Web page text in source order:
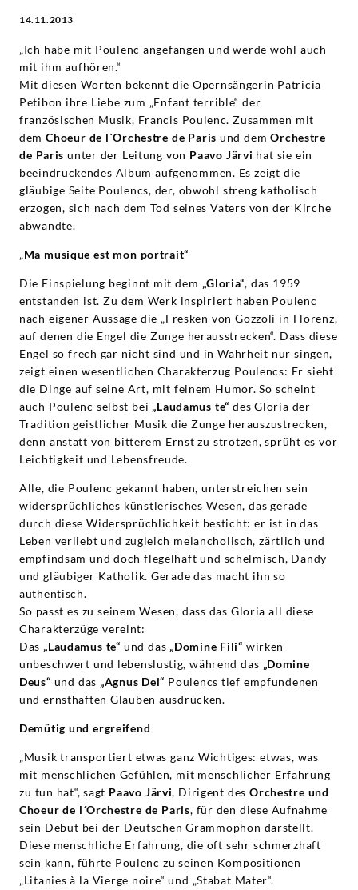
Petibon
Deutsche
Grammophon
14.11.2013
„Ich habe mit Poulenc angefangen und werde wohl auch
mit ihm aufhören.“
Mit diesen Worten bekennt die Opernsängerin Patricia
Petibon ihre Liebe zum „Enfant terrible“ der
französischen Musik, Francis Poulenc. Zusammen mit
demChoeur de l`Orchestre de Paris und demOrchestre
de Paris unter der Leitung von Paavo Järvi hat sie ein
beeindruckendes Album aufgenommen. Es zeigt die
gläubige Seite Poulencs, der, obwohl streng katholisch
erzogen, sich nach dem Tod seines Vaters von der Kirche
abwandte.
„Ma musique est mon portrait“
Die Einspielung beginnt mit dem „Gloria“, das 1959
entstanden ist. Zu dem Werk inspiriert haben Poulenc
nach eigener Aussage die „Fresken von Gozzoli in Florenz,
auf denen die Engel die Zunge herausstrecken“. Dass diese
Engel so frech gar nicht sind und in Wahrheit nur singen,
zeigt einen wesentlichen Charakterzug Poulencs: Er sieht
die Dinge auf seine Art, mit feinem Humor. So scheint
auch Poulenc selbst bei „Laudamus te“ des Gloria der
Tradition geistlicher Musik die Zunge herauszustrecken,
denn anstatt von bitterem Ernst zu strotzen, sprüht es vor
Leichtigkeit und Lebensfreude.
Alle, die Poulenc gekannt haben, unterstreichen sein
widersprüchliches künstlerisches Wesen, das gerade
durch diese Widersprüchlichkeit besticht: er ist in das
Leben verliebt und zugleich melancholisch, zärtlich und
empfindsam und doch flegelhaft und schelmisch, Dandy
und gläubiger Katholik. Gerade das macht ihn so
authentisch.
So passt es zu seinem Wesen, dass das Gloria all diese
Charakterzüge vereint:
Das „Laudamus te“ und das „Domine Fili“ wirken
unbeschwert und lebenslustig, während das „Domine
Deus“ und das „Agnus Dei“ Poulencs tief empfundenen
und ernsthaften Glauben ausdrücken.
Demütig und ergreifend
„Musik transportiert etwas ganz Wichtiges: etwas, was
mit menschlichen Gefühlen, mit menschlicher Erfahrung
zu tun hat“, sagt Paavo Järvi, Dirigent desOrchestre und
Choeur de l´Orchestre de Paris, für den diese Aufnahme
sein Debut bei der Deutschen Grammophon darstellt.
Diese menschliche Erfahrung, die oft sehr schmerzhaft
sein kann, führte Poulenc zu seinen Kompositionen
„Litanies à la Vierge noire“ und „Stabat Mater“.